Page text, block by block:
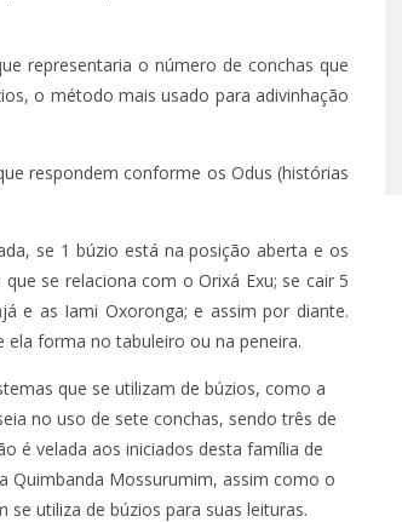
representaria o número de conchas que
o método mais usado para adivinhação
respondem conforme os Odus (histórias
se 1 búzio está na posição aberta e os
se relaciona com o Orixá Exu; se cair 5
e as Iami Oxoronga; e assim por diante.
forma no tabuleiro ou na peneira.
que se utilizam de búzios, como a
no uso de sete conchas, sendo três de
é velada aos iniciados desta família de
Quimbanda Mossurumim, assim como o
se utiliza de búzios para suas leituras.